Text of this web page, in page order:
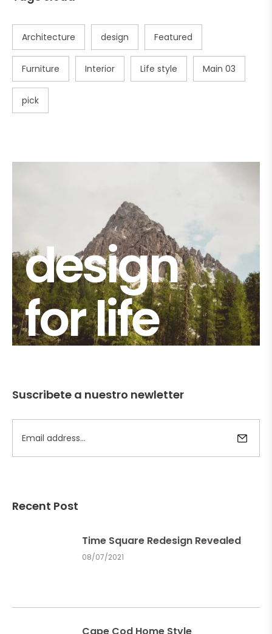
Architecture design Featured
Furniture Interior Life style Main 03
pick
design
for life
Suscribete a nuestro newletter
Recent Post
Time Square Redesign Revealed
08/07/2021
Cape Cod Home Style